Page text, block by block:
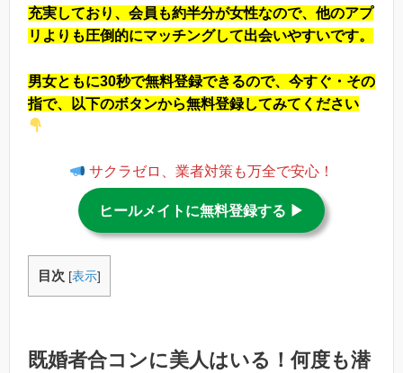
充実しており、会員も約半分が女性なので、他のアプ
リよりも圧倒的にマッチングして出会いやすいです。
男女ともに30秒で無料登録できるので、今すぐ・その
指で、以下のボタンから無料登録してみてください
サクラゼロ、業者対策も万全で安心！
ヒールメイトに無料登録する ▶︎
目次 [表示]
既婚者合コンに美人はいる！何度も潜